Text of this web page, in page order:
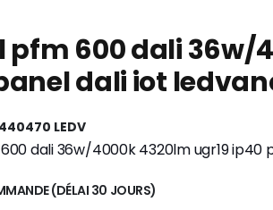
pfm 600 dali 36w/
dali iot
440470 LEDV
dali 36w/4000k 4320lm ugr19 ip40
(DÉLAI 30 JOURS)